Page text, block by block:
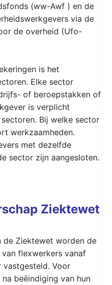
(ww-Awf ) en de
via de
de overheid (Ufo-
is het
Elke sector
of beroepstakken of
is verplicht
Bij welke sector
werkzaamheden.
met dezelfde
sector zijn aangesloten.
Ziektewet
de Ziektewet worden de
flexwerkers vanaf
vastgesteld. Voor
beëindiging van hun